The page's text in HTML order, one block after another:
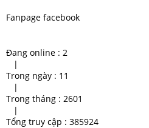
Fanpage facebook
Đang online : 2
|
Trong ngày : 11
|
Trong tháng : 2601
|
Tổng truy cập : 385924